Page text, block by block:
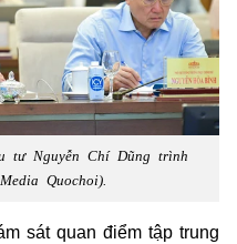
tư Nguyễn Chí Dũng trình
Quochoi).
sát quan điểm tập trung